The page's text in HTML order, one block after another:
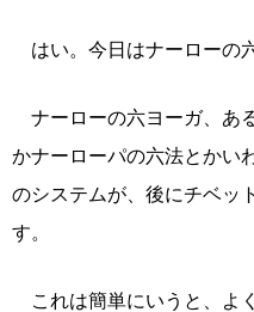
はい。今日はナーローの
ナーローの六ヨーガ、あ
かナーローパの六法とかい
のシステムが、後にチベッ
す。
これは簡単にいうと、よ